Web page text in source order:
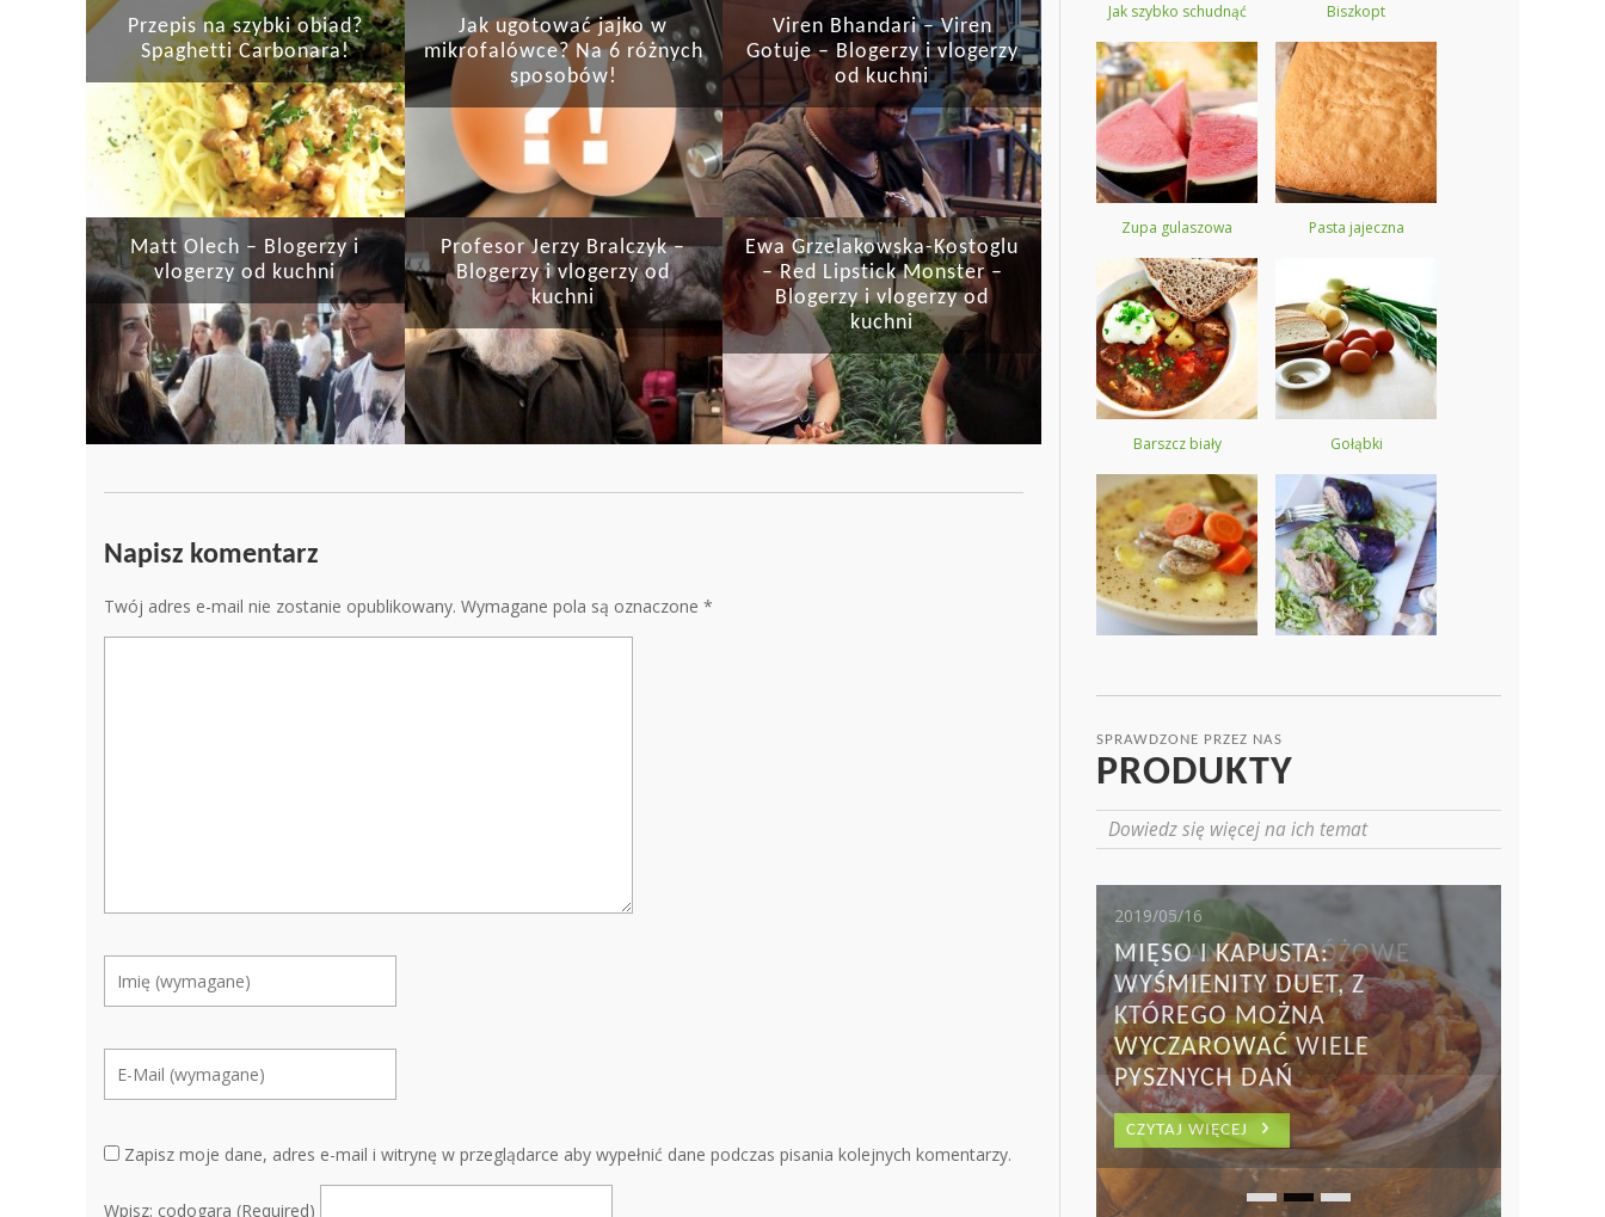
Przepis na szybki obiad?
Spaghetti Carbonara!
Jak ugotować jajko w
mikrofalówce? Na 6 różnych
sposobów!
Viren Bhandari – Viren
Gotuje – Blogerzy i vlogerzy
od kuchni
Matt Olech – Blogerzy i
vlogerzy od kuchni
Profesor Jerzy Bralczyk –
Blogerzy i vlogerzy od
kuchni
Ewa Grzelakowska-Kostoglu
– Red Lipstick Monster –
Blogerzy i vlogerzy od
kuchni
Napisz komentarz
Twój adres e-mail nie zostanie opublikowany. Wymagane pola są oznaczone *
Zapisz moje dane, adres e-mail i witrynę w przeglądarce aby wypełnić dane podczas pisania kolejnych komentarzy.
Wpisz: codogara (Required)
Jak szybko schudnąć Biszkopt
Zupa gulaszowa Pasta jajeczna
Barszcz biały Gołąbki
SPRAWDZONE PRZEZ NAS
PRODUKTY
Dowiedz się więcej na ich temat
2019/04/18
WIELKANOCNE, RÓŻOWE
JAJKA Z ŁOSOSIEM
CZYTAJ WIĘCEJ